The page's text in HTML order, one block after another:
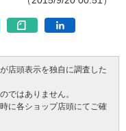
店頭表示を独自に調査した
ではありません。
に各ショップ店頭にてご確